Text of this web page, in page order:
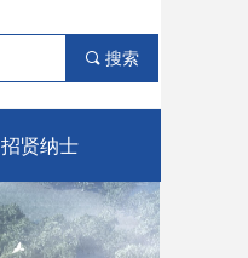
끠 搜索
招贤纳士